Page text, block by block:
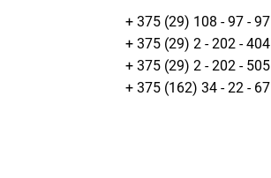
+ 375 (29) 108 - 97 - 97
+ 375 (29) 2 - 202 - 404
+ 375 (29) 2 - 202 - 505
+ 375 (162) 34 - 22 - 67